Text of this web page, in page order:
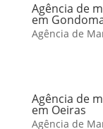
Agência de
em
Agência de
Agência de
em Oeiras
Agência de